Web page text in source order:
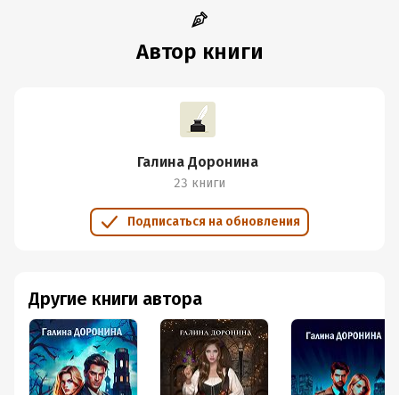
Автор книги
Галина Доронина
23 книги
Подписаться на обновления
Другие книги автора